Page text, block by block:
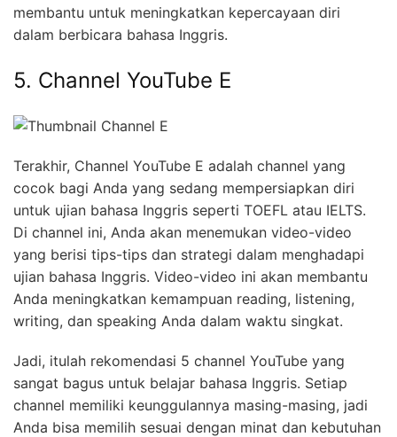
membantu untuk meningkatkan kepercayaan diri
dalam berbicara bahasa Inggris.
5. Channel YouTube E
Terakhir, Channel YouTube E adalah channel yang
cocok bagi Anda yang sedang mempersiapkan diri
untuk ujian bahasa Inggris seperti TOEFL atau IELTS.
Di channel ini, Anda akan menemukan video-video
yang berisi tips-tips dan strategi dalam menghadapi
ujian bahasa Inggris. Video-video ini akan membantu
Anda meningkatkan kemampuan reading, listening,
writing, dan speaking Anda dalam waktu singkat.
Jadi, itulah rekomendasi 5 channel YouTube yang
sangat bagus untuk belajar bahasa Inggris. Setiap
channel memiliki keunggulannya masing-masing, jadi
Anda bisa memilih sesuai dengan minat dan kebutuhan